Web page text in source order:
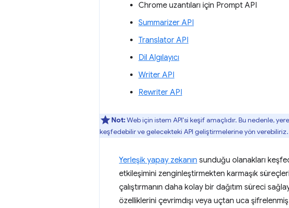
Chrome uzantıları için Prompt API
Summarizer API
Translator API
Dil Algılayıcı
Writer API
Rewriter API
Not:Web için istem API'si keşif amaçlıdır. Bu nedenle,
keşfedebilir ve gelecekteki API geliştirmelerine yön
Yerleşik yapay zekanın sunduğu olanakları
etkileşimini zenginleştirmekten karmaşık
çalıştırmanın daha kolay bir dağıtım süreci
özelliklerini çevrimdışı veya uçtan uca